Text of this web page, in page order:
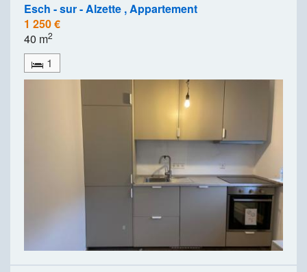
Esch - sur - Alzette , Appartement
1 250 €
40 m2
1